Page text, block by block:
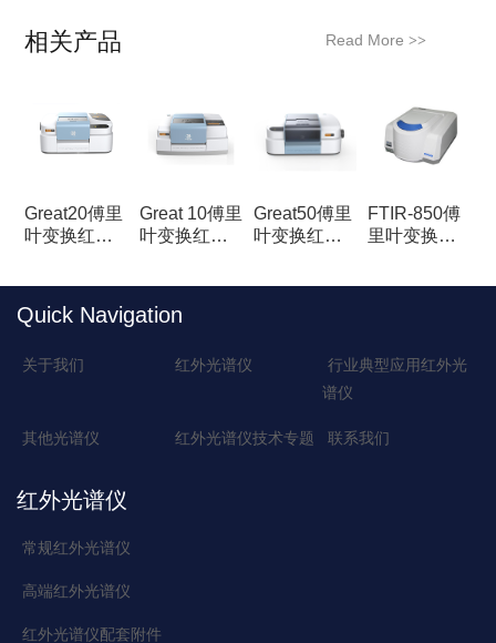
相关产品 Read More>>
Great20傅里
叶变换红外
Great 10傅里
叶变换红外
Great50傅里
叶变换红外
FTIR-850傅
里叶变换红
Quick Navigation
关于我们 红外光谱仪
行业典型应用红外光
谱仪
其他光谱仪 红外光谱仪技术专题 联系我们
红外光谱仪
常规红外光谱仪
高端红外光谱仪
红外光谱仪配套附件